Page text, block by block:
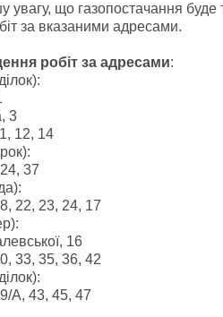
увагу, що газопостачання
за вказаними адресами.
робіт за адресами:
3
12, 14
37
22, 23, 24, 17
16
33, 35, 36, 42
А, 43, 45, 47